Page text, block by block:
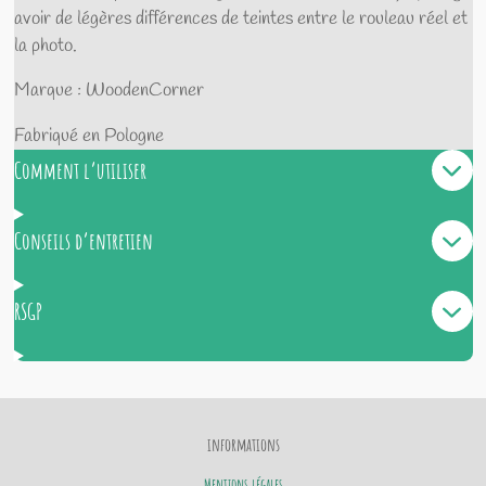
avoir de légères différences de teintes entre le rouleau réel et
la photo.
Marque : WoodenCorner
Fabriqué en Pologne
Comment l’utiliser
Conseils d’entretien
RSGP
informations